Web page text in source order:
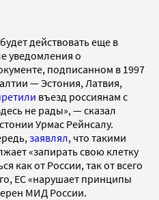
действовать еще в
уведомления о
подписанном в 1997
— Эстония, Латвия,
въезд россиянам с
не рады», — сказал
Урмас Рейнсалу.
заявлял, что такими
«запирать свою клетку
как от России, так от всего
ЕС «нарушает принципы
МИД России.